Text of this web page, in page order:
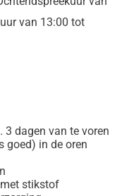
van 13:00 tot
3 dagen van te voren
goed) in de oren
stikstof